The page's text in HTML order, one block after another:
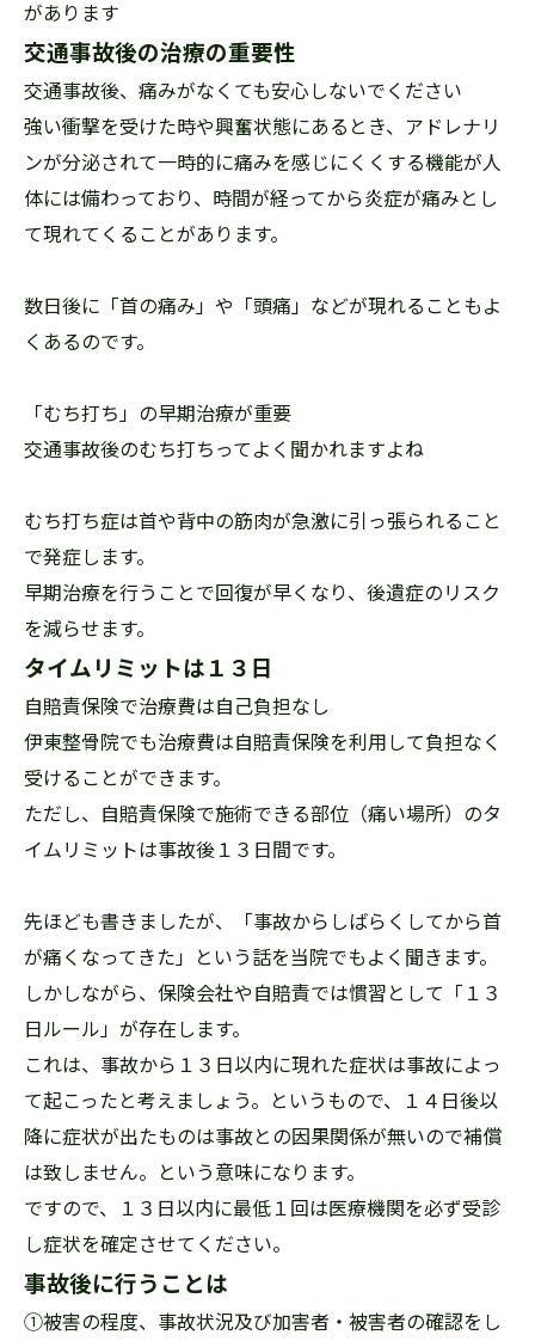
があります
交通事故後の治療の重要性
交通事故後、痛みがなくても安心しないでください
強い衝撃を受けた時や興奮状態にあるとき、アドレナリ
ンが分泌されて一時的に痛みを感じにくくする機能が人
体には備わっており、時間が経ってから炎症が痛みとし
て現れてくることがあります。
数日後に「首の痛み」や「頭痛」などが現れることもよ
くあるのです。
「むち打ち」の早期治療が重要
交通事故後のむち打ちってよく聞かれますよね
むち打ち症は首や背中の筋肉が急激に引っ張られること
で発症します。
早期治療を行うことで回復が早くなり、後遺症のリスク
を減らせます。
タイムリミットは１３日
自賠責保険で治療費は自己負担なし
伊東整骨院でも治療費は自賠責保険を利用して負担なく
受けることができます。
ただし、自賠責保険で施術できる部位（痛い場所）のタ
イムリミットは事故後１３日間です。
先ほども書きましたが、「事故からしばらくしてから首
が痛くなってきた」という話を当院でもよく聞きます。
しかしながら、保険会社や自賠責では慣習として「１３
日ルール」が存在します。
これは、事故から１３日以内に現れた症状は事故によっ
て起こったと考えましょう。というもので、１４日後以
降に症状が出たものは事故との因果関係が無いので補償
は致しません。という意味になります。
ですので、１３日以内に最低１回は医療機関を必ず受診
し症状を確定させてください。
事故後に行うことは
①被害の程度、事故状況及び加害者・被害者の確認をし